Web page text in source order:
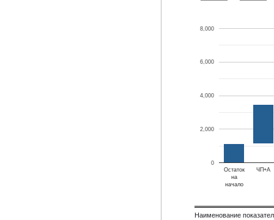
Остаток
на
начало
ЧП+А
0
2,000
4,000
6,000
8,000
Наименование